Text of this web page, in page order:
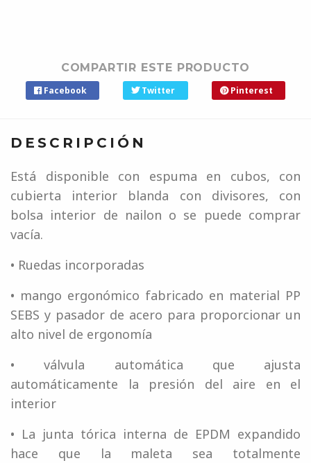
COMPARTIR ESTE PRODUCTO
Facebook Twitter Pinterest
DESCRIPCIÓN
Está disponible con espuma en cubos, con
cubierta interior blanda con divisores, con
bolsa interior de nailon o se puede comprar
vacía.
• Ruedas incorporadas
• mango ergonómico fabricado en material PP
SEBS y pasador de acero para proporcionar un
alto nivel de ergonomía
• válvula automática que ajusta
automáticamente la presión del aire en el
interior
• La junta tórica interna de EPDM expandido
hace que la maleta sea totalmente